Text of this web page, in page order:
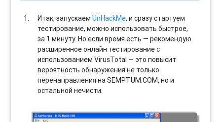
Итак, запускаемUnHackMe, и сразу стартуем
тестирование, можно использовать быстрое,
за 1 минуту. Но если время есть — рекомендую
расширенное онлайн тестирование с
использованием VirusTotal — это повысит
вероятность обнаружения не только
перенаправления на SEMPTUM.COM, но и
остальной нечисти.